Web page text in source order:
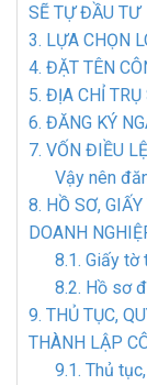
SẼ TỰ ĐẦU TƯ
3. LỰA CHỌN
4. ĐẶT TÊN
5. ĐỊA CHỈ TRỤ
6. ĐĂNG KÝ
7. VỐN ĐIỀU
Vậy nên
8. HỒ SƠ,
DOANH
8.1. Giấy tờ
8.2. Hồ sơ
9. THỦ TỤC,
THÀNH LẬP
9.1. Thủ